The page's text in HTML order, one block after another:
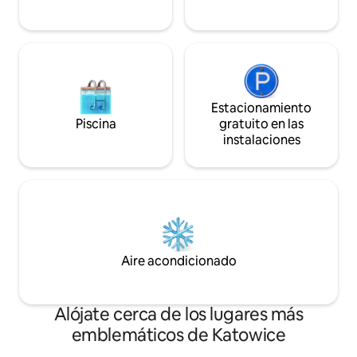
Piscina
Estacionamiento
gratuito en las
instalaciones
Aire acondicionado
Alójate cerca de los lugares más
emblemáticos de Katowice